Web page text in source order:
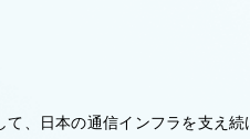
、日本の通信インフラを支え